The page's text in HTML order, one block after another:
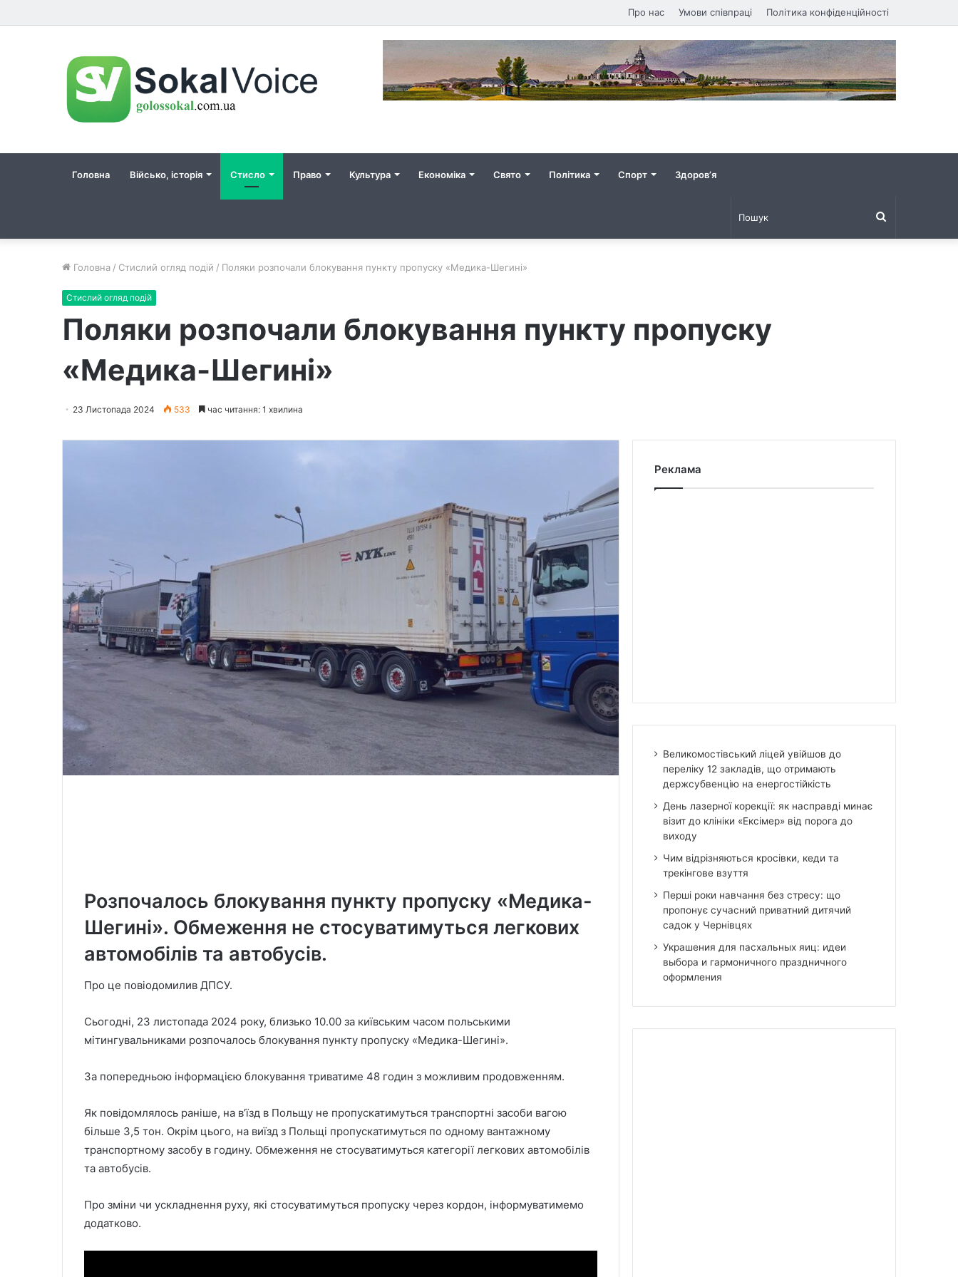
Про нас Умови співпраці Політика конфіденційності
Головна Військо, історія Стисло Право Культура Економіка Свято Політика Спорт Здоров’я
Головна / Стислий огляд подій / Поляки розпочали блокування пункту пропуску «Медика-Шегині»
Стислий огляд подій
Поляки розпочали блокування пункту пропуску
«Медика-Шегині»
23 Листопада 2024 533 час читання: 1 хвилина
Розпочалось блокування пункту пропуску «Медика-
Шегині». Обмеження не стосуватимуться легкових
автомобілів та автобусів.
Про це повіодомилив ДПСУ.
Сьогодні, 23 листопада 2024 року, близько 10.00 за київським часом польськими
мітингувальниками розпочалось блокування пункту пропуску «Медика-Шегині».
За попередньою інформацією блокування триватиме 48 годин з можливим продовженням.
Як повідомлялось раніше, на в’їзд в Польщу не пропускатимуться транспортні засоби вагою
більше 3,5 тон. Окрім цього, на виїзд з Польщі пропускатимуться по одному вантажному
транспортному засобу в годину. Обмеження не стосуватимуться категорії легкових автомобілів
та автобусів.
Про зміни чи ускладнення руху, які стосуватимуться пропуску через кордон, інформуватимемо
додатково.
Реклама
Великомостівський ліцей увійшов до
переліку 12 закладів, що отримають
держсубвенцію на енергостійкість
День лазерної корекції: як насправді минає
візит до клініки «Ексімер» від порога до
виходу
Чим відрізняються кросівки, кеди та
трекінгове взуття
Перші роки навчання без стресу: що
пропонує сучасний приватний дитячий
садок у Чернівцях
Украшения для пасхальных яиц: идеи
выбора и гармоничного праздничного
оформления